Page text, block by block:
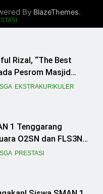
Angkatan 45
EKSTRAKURIKULER
1 Tenggarang
O2SN dan FLS3N
PRESTASI
Siswa SMAN 1
Borong Juara di
dan LDBI
By BlazeThemes.